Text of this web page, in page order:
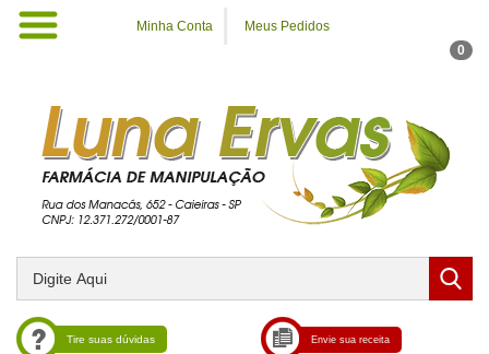
Minha Conta
Meus Pedidos
0
Tire suas dúvidas Envie sua receita